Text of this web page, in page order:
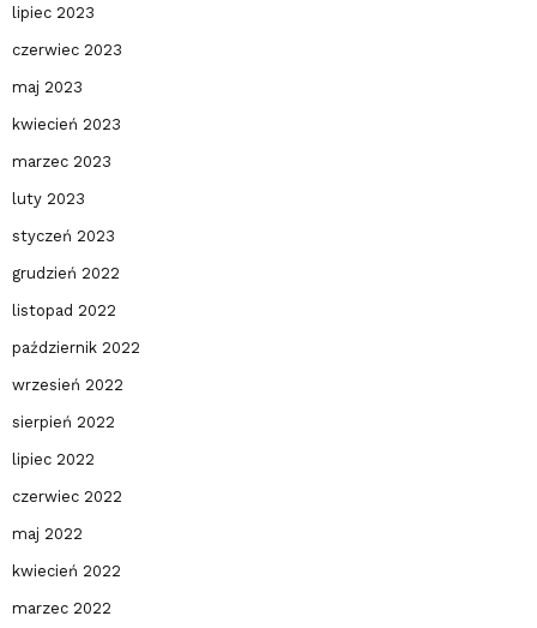
lipiec 2023
czerwiec 2023
maj 2023
kwiecień 2023
marzec 2023
luty 2023
styczeń 2023
grudzień 2022
listopad 2022
październik 2022
wrzesień 2022
sierpień 2022
lipiec 2022
czerwiec 2022
maj 2022
kwiecień 2022
marzec 2022